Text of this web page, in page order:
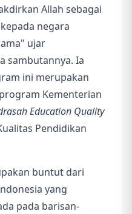
Allah sebagai
negara
ujar
sambutannya. Ia
ini merupakan
Kementerian
Education Quality
Pendidikan
buntut dari
yang
pada barisan-